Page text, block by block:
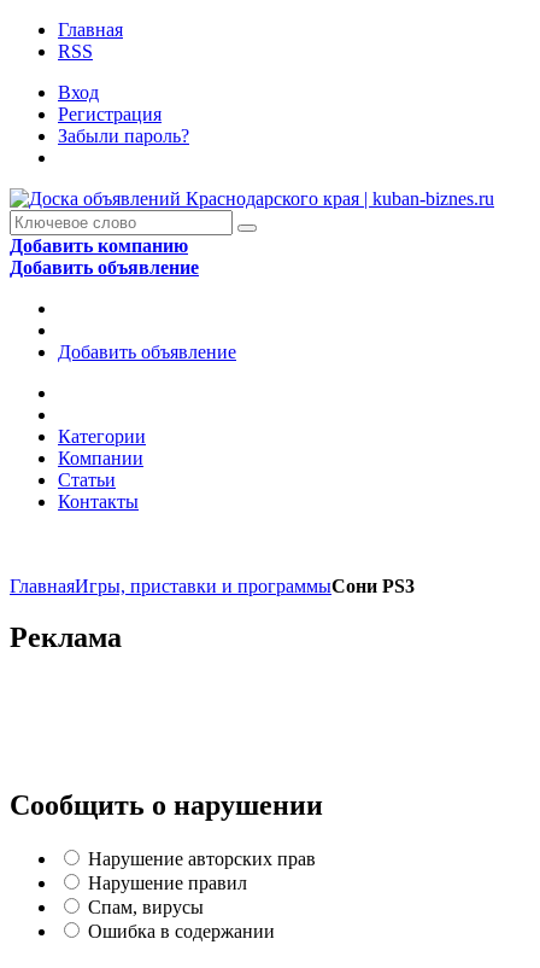
Главная
RSS
Вход
Регистрация
Забыли пароль?
Добавить компанию
Добавить объявление
Добавить объявление
Категории
Компании
Статьи
Контакты
ГлавнаяИгры, приставки и программыСони PS3
Реклама
Сообщить о нарушении
Нарушение авторских прав
Нарушение правил
Спам, вирусы
Ошибка в содержании